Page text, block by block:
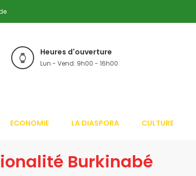
Heures d'ouverture
Lun - Vend: 9h00 - 16h00
ECONOMIE LA DIASPORA CULTURE
Burkinabé